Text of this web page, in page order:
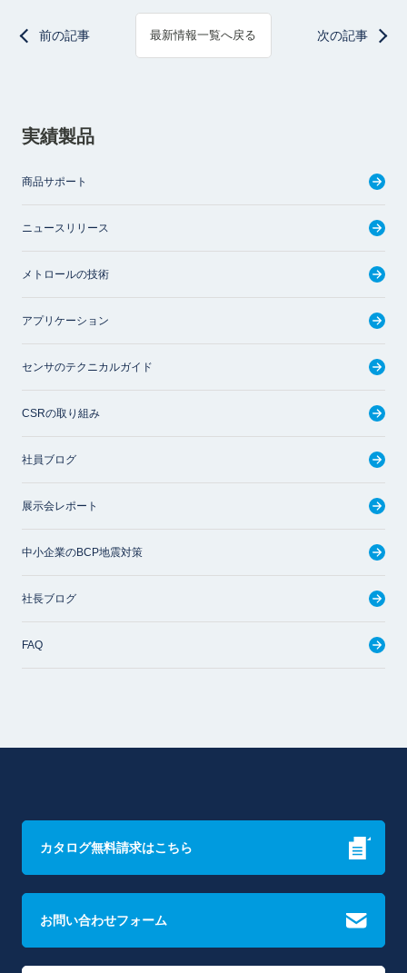
前の記事 最新情報一覧へ戻る 次の記事
実績製品
商品サポート
ニュースリリース
メトロールの技術
アプリケーション
センサのテクニカルガイド
CSRの取り組み
社員ブログ
展示会レポート
中小企業のBCP地震対策
社長ブログ
FAQ
カタログ無料請求はこちら
お問い合わせフォーム